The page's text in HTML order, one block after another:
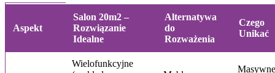
Aspekt
Salon 20m2 –
Rozwiązanie
Idealne
Alternatywa
do
Rozważenia
Czego
Unikać
Wielofunkcyjne